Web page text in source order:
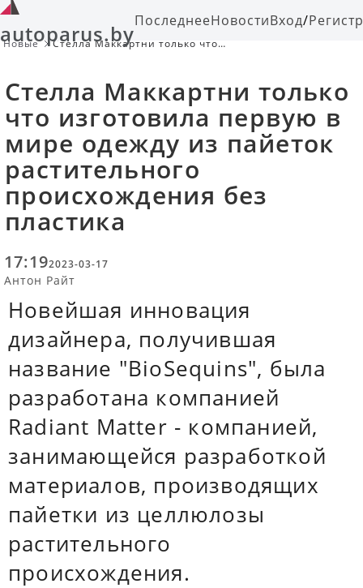
autoparus.byПоследнееНовостиВход/
Новые
Стелла Маккартни только что
происхождения без пластика
Стелла Маккартни только
что изготовила первую в
мире одежду из пайеток
растительного
происхождения без
пластика
17:192023-03-17
Антон Райт
Новейшая инновация
дизайнера, получившая
название "BioSequins", была
разработана компанией
Radiant Matter - компанией,
занимающейся разработкой
материалов, производящих
пайетки из целлюлозы
растительного
происхождения.